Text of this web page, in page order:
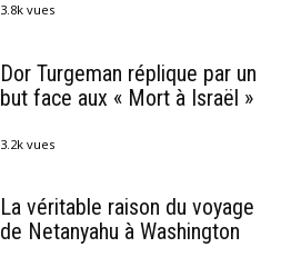
3.8k vues
Dor Turgeman réplique par un
but face aux « Mort à Israël »
3.2k vues
La véritable raison du voyage
de Netanyahu à Washington